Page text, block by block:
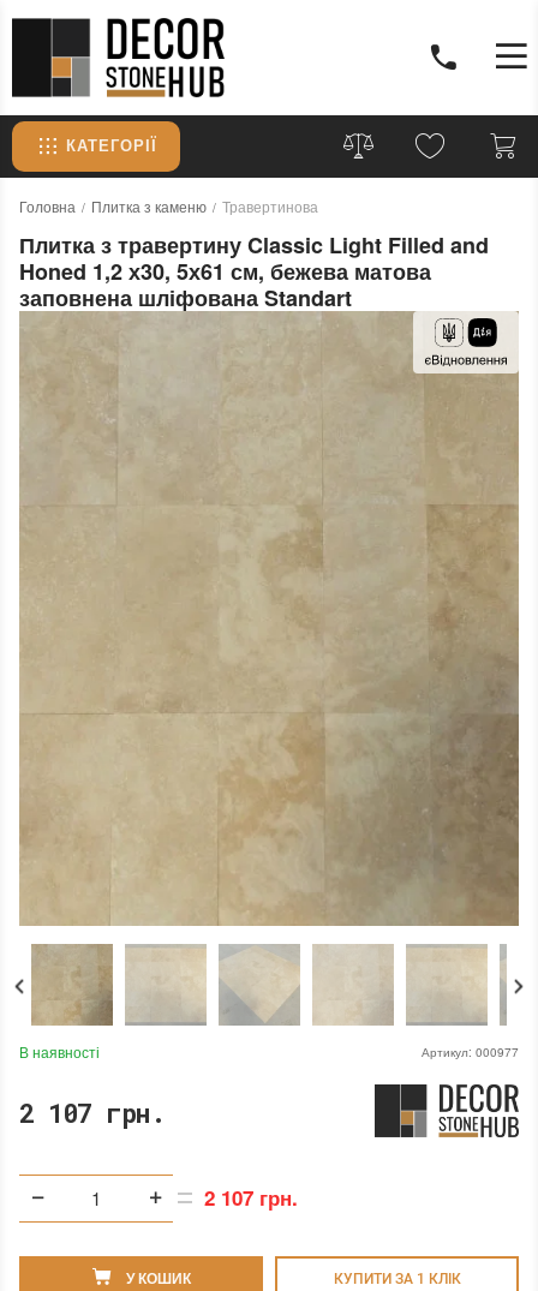
КАТЕГОРІЇ
Головна Плитка з каменю Травертинова
Плитка з травертину Classic Light Filled and
Honed 1,2 х30, 5х61 см, бежева матова
заповнена шліфована Standart
Артикул: 000977
В наявності
2 107 грн.
2 107 грн.
У КОШИК КУПИТИ ЗА 1 КЛIК